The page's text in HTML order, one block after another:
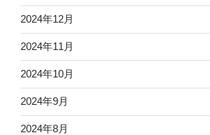
2024年12月
2024年11月
2024年10月
2024年9月
2024年8月